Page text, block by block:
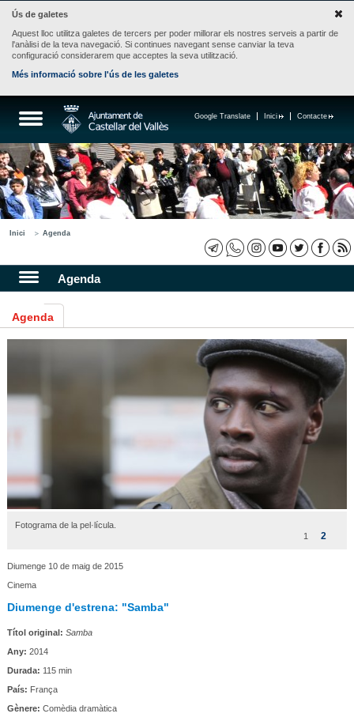
Ús de galetes
Aquest lloc utilitza galetes de tercers per poder millorar els nostres serveis a partir de
l'anàlisi de la teva navegació. Si continues navegant sense canviar la teva
configuració considerarem que acceptes la seva utilització.
Més informació sobre l'ús de les galetes
Contacte
Inici
Google Translate
Inici Agenda
Agenda
Agenda
Fotograma de la pel·lícula.
1
2
Diumenge 10 de maig de 2015
Cinema
Diumenge d'estrena: "Samba"
Títol original: Samba
Any: 2014
Durada: 115 min
País: França
Gènere: Comèdia dramàtica